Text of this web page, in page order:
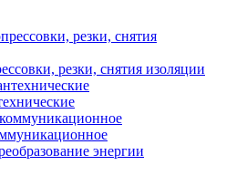
резки, снятия изоляции
энергии